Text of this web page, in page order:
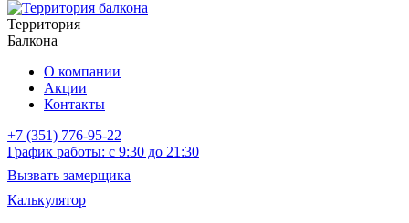
Территория
Балкона
О компании
Акции
Контакты
+7 (351) 776-95-22
График работы: с 9:30 до 21:30
Вызвать замерщика
Калькулятор